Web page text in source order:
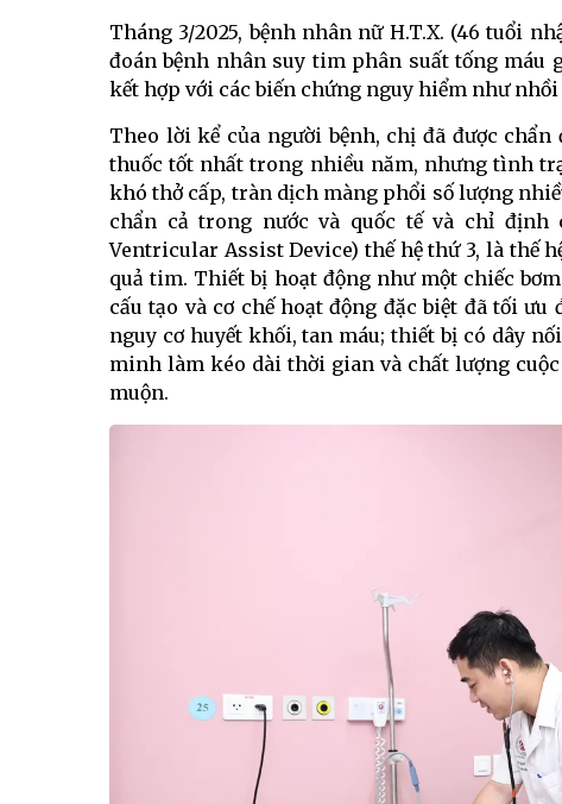
Tháng 3/2025, bệnh nhân nữ H.T.X. (46 tuổi
đoán bệnh nhân suy tim phân suất tống máu
kết hợp với các biến chứng nguy hiểm như
Theo lời kể của người bệnh, chị đã được
thuốc tốt nhất trong nhiều năm, nhưng tình
khó thở cấp, tràn dịch màng phổi số lượng
chẩn cả trong nước và quốc tế và chỉ
Ventricular Assist Device) thế hệ thứ 3, là thế
quả tim. Thiết bị hoạt động như một chiếc
cấu tạo và cơ chế hoạt động đặc biệt đã tối
nguy cơ huyết khối, tan máu; thiết bị có dây
minh làm kéo dài thời gian và chất lượng
muộn.